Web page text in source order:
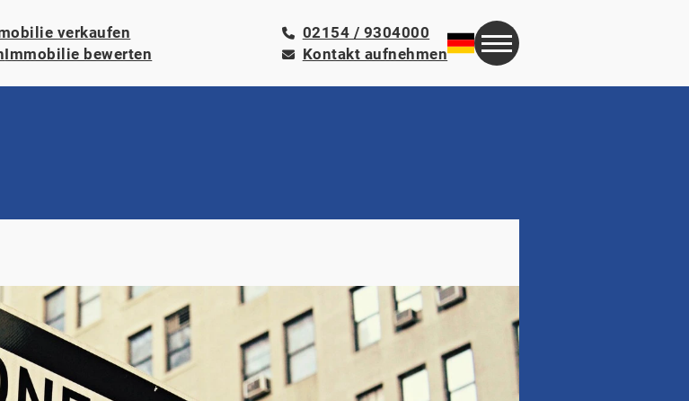
verkaufen
Immobilie bewerten
02154 / 9304000
Kontakt aufnehmen